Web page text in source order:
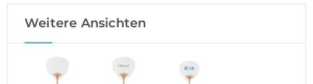
Weitere Ansichten